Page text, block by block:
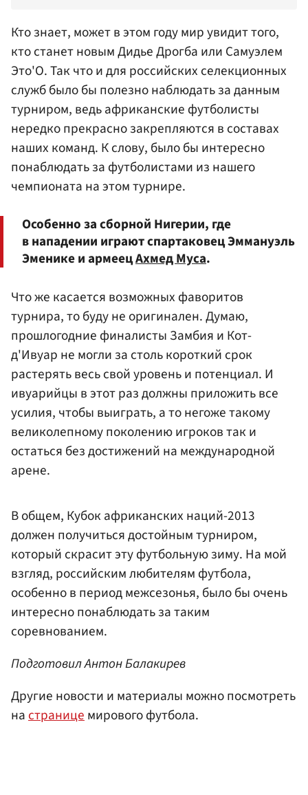
Кто знает, может в этом году мир увидит того,
кто станет новым Дидье Дрогба или Самуэлем
Это'О. Так что и для российских селекционных
служб было бы полезно наблюдать за данным
турниром, ведь африканские футболисты
нередко прекрасно закрепляются в составах
наших команд. К слову, было бы интересно
понаблюдать за футболистами из нашего
чемпионата на этом турнире.
Особенно за сборной Нигерии, где
в нападении играют спартаковец Эммануэль
Эменике и армеецАхмед Муса.
Что же касается возможных фаворитов
турнира, то буду не оригинален. Думаю,
прошлогодние финалисты Замбия и Кот-
д'Ивуар не могли за столь короткий срок
растерять весь свой уровень и потенциал. И
ивуарийцы в этот раз должны приложить все
усилия, чтобы выиграть, а то негоже такому
великолепному поколению игроков так и
остаться без достижений на международной
арене.
В общем, Кубок африканских наций-2013
должен получиться достойным турниром,
который скрасит эту футбольную зиму. На мой
взгляд, российским любителям футбола,
особенно в период межсезонья, было бы очень
интересно понаблюдать за таким
соревнованием.
Подготовил Антон Балакирев
Другие новости и материалы можно посмотреть
настраницемирового футбола.